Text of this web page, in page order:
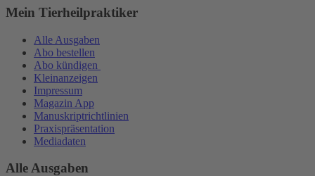
Mein Tierheilpraktiker
Alle Ausgaben
Abo bestellen
Abo kündigen
Kleinanzeigen
Impressum
Magazin App
Manuskriptrichtlinien
Praxispräsentation
Mediadaten
Alle Ausgaben